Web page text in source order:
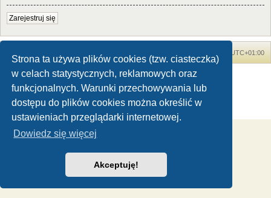
Strona ta używa plików cookies (tzw. ciasteczka)
w celach statystycznych, reklamowych oraz
funkcjonalnych. Warunki przechowywania lub
dostępu do plików cookies można określić w
ustawieniach przeglądarki internetowej.
Dowiedz się więcej
Akceptuję!
Zarejestruj się
UTC+01:00
Dinozaury.com© 2006-2020
Technologię dostarczaphpBB® Forum Software © phpBB Limited
Zasady ochrony danych osobowych|Regulamin